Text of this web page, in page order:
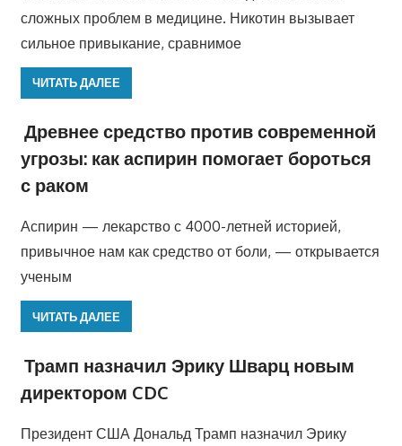
сложных проблем в медицине. Никотин вызывает
сильное привыкание, сравнимое
ЧИТАТЬ ДАЛЕЕ
Древнее средство против современной
угрозы: как аспирин помогает бороться
с раком
Аспирин — лекарство с 4000-летней историей,
привычное нам как средство от боли, — открывается
ученым
ЧИТАТЬ ДАЛЕЕ
Трамп назначил Эрику Шварц новым
директором CDC
Президент США Дональд Трамп назначил Эрику